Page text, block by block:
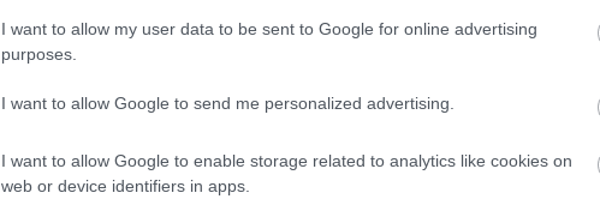
I want to allow my user data to be sent to Google for online advertising
purposes.
I want to allow Google to send me personalized advertising.
I want to allow Google to enable storage related to analytics like cookies on
web or device identifiers in apps.
Μυωπία